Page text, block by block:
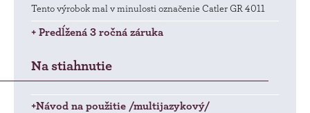
Tento výrobok mal v minulosti označenie Catler GR 4011
+ Predĺžená 3 ročná záruka
Na stiahnutie
+Návod na použitie /multijazykový/